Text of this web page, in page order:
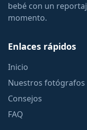
bebé con un
momento.
Enlaces rápidos
Inicio
Nuestros fotógrafos
Consejos
FAQ